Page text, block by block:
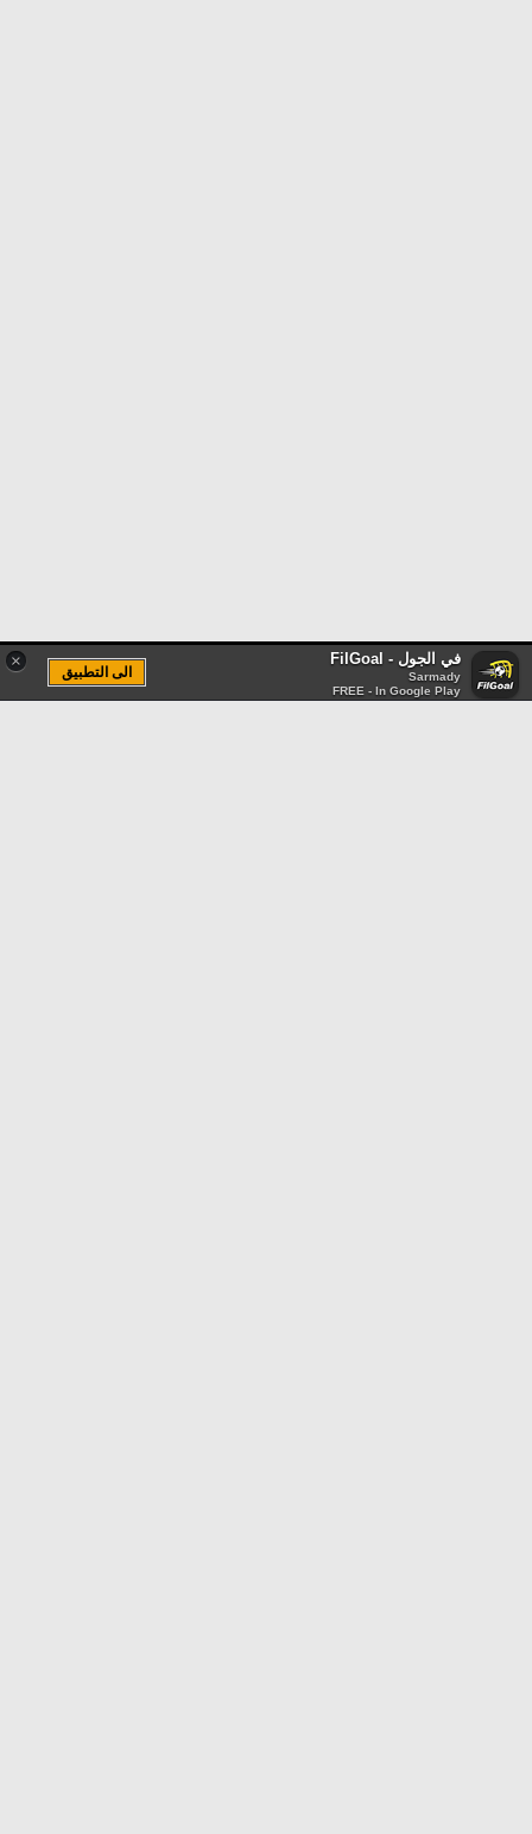
× في الجول - FilGoal
Sarmady
FREE - In Google Play
الى التطبيق